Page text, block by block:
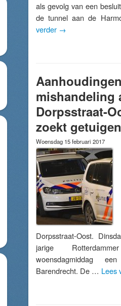
als gevolg van een
de tunnel aan de
verder →
mishandeling
Dorpsstraat-
zoekt getuigen
Woensdag 15 februari 2017
Dorpsstraat-Oost.
jarige
woensdagmiddag
Barendrecht. De … Lees